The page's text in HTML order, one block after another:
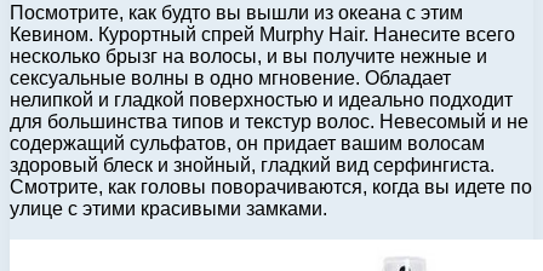
Посмотрите, как будто вы вышли из океана с этим
Кевином. Курортный спрей Murphy Hair. Нанесите всего
несколько брызг на волосы, и вы получите нежные и
сексуальные волны в одно мгновение. Обладает
нелипкой и гладкой поверхностью и идеально подходит
для большинства типов и текстур волос. Невесомый и не
содержащий сульфатов, он придает вашим волосам
здоровый блеск и знойный, гладкий вид серфингиста.
Смотрите, как головы поворачиваются, когда вы идете по
улице с этими красивыми замками.